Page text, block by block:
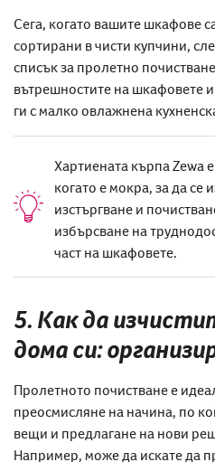
Сега, когато вашите шкафове
сортирани в чисти купчини,
списък за пролетно
вътрешностите на шкафовете
ги с малко овлажнена
Хартиената кърпа Zewa
когато е мокра, за да се
изстъргване и
избърсване на
част на шкафовете.
5. Как да
дома си:
Пролетното почистване е
преосмисляне на начина, по
вещи и предлагане на нови
Например, може да искате да